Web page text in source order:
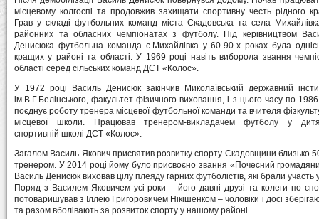
місцевому колгоспі та продовжив захищати спортивну честь рідного
Грав у складі футбольних команд міста Скадовська та села
районних та обласних чемпіонатах з футболу. Під керівництвом
Денисюка футбольна команда с.Михайлівка у 60-90-х роках була
кращих у районі та області. У 1969 році навіть виборола звання
області серед сільських команд ДСТ «Колос».
У 1972 році Василь Денисюк закінчив Миколаївський державний
ім.В.Г.Белінського, факультет фізичного виховання, і з цього часу по 1986
поєднує роботу тренера місцевої футбольної команди та вчителя
місцевої школи. Працював тренером-викладачем футболу у
спортивній школі ДСТ «Колос».
Загалом Василь Якович присвятив розвитку спорту Скадовщини близько
тренером. У 2014 році йому було присвоєно звання «Почесний
Василь Денисюк виховав цілу плеяду гарних футболістів, які брали участь
Поряд з Василем Яковичем усі роки – його давні друзі та колеги по
потоваришував з Іллею Григоровичем Нікішенком – чоловіки і досі
та разом вболівають за розвиток спорту у нашому районі.